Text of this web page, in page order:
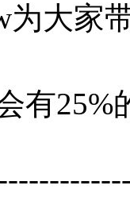
为大家
有25%